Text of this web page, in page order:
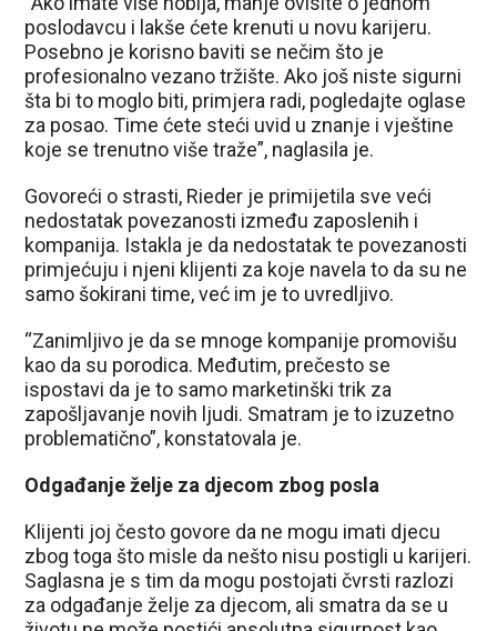
poslodavcu i lakše ćete krenuti u novu karijeru.
Posebno je korisno baviti se nečim što je
profesionalno vezano tržište. Ako još niste sigurni
šta bi to moglo biti, primjera radi, pogledajte oglase
za posao. Time ćete steći uvid u znanje i vještine
koje se trenutno više traže”, naglasila je.
Govoreći o strasti, Rieder je primijetila sve veći
nedostatak povezanosti između zaposlenih i
kompanija. Istakla je da nedostatak te povezanosti
primjećuju i njeni klijenti za koje navela to da su ne
samo šokirani time, već im je to uvredljivo.
“Zanimljivo je da se mnoge kompanije promovišu
kao da su porodica. Međutim, prečesto se
ispostavi da je to samo marketinški trik za
zapošljavanje novih ljudi. Smatram je to izuzetno
problematično”, konstatovala je.
Odgađanje želje za djecom zbog posla
Klijenti joj često govore da ne mogu imati djecu
zbog toga što misle da nešto nisu postigli u karijeri.
Saglasna je s tim da mogu postojati čvrsti razlozi
za odgađanje želje za djecom, ali smatra da se u